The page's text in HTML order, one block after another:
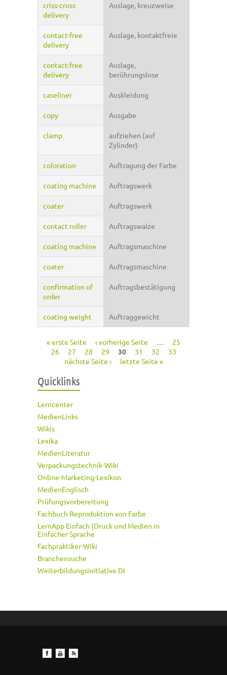
criss-cross
delivery
Auslage, kreuzweise
contact-free
delivery
Auslage, kontaktfreie
contact-free
delivery
Auslage,
berührungslose
caseliner Auskleidung
copy Ausgabe
clamp
aufziehen (auf
Zylinder)
coloration Auftragung der Farbe
coating machine Auftragswerk
coater Auftragswerk
contact roller Auftragswalze
coating machine Auftragsmaschine
coater Auftragsmaschine
confirmation of
order
Auftragsbestätigung
coating weight Auftraggewicht
Seiten
« erste Seite ‹ vorherige Seite …
25
26
27 28 29 30 31 32
33
nächste Seite ›
letzte Seite »
Quicklinks
Lerncenter
MedienLinks
Wikis
Lexika
MedienLiteratur
Verpackungstechnik-Wiki
Online-Marketing-Lexikon
MedienEnglisch
Prüfungsvorbereitung
Fachbuch Reproduktion von Farbe
LernApp Einfach (Druck und Medien in
Einfacher Sprache
Fachpraktiker-Wiki
Branchensuche
Weiterbildungsinitiative DI